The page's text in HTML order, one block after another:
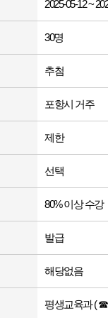
2025-05-12 ~
30명
추첨
포항시 거주
제한
선택
80% 이상 수강
발급
해당없음
평생교육과 ( ☎